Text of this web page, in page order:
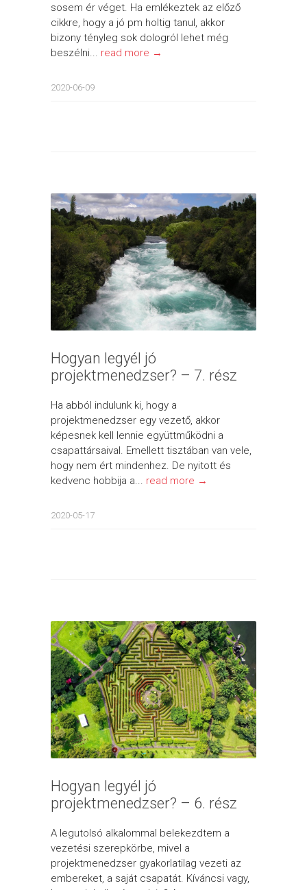
sosem ér véget. Ha emlékeztek az előző
cikkre, hogy a jó pm holtig tanul, akkor
bizony tényleg sok dologról lehet még
beszélni... read more →
2020-06-09
Hogyan legyél jó
projektmenedzser? – 7. rész
Ha abból indulunk ki, hogy a
projektmenedzser egy vezető, akkor
képesnek kell lennie együttműködni a
csapattársaival. Emellett tisztában van vele,
hogy nem ért mindenhez. De nyitott és
kedvenc hobbija a... read more →
2020-05-17
Hogyan legyél jó
projektmenedzser? – 6. rész
A legutolsó alkalommal belekezdtem a
vezetési szerepkörbe, mivel a
projektmenedzser gyakorlatilag vezeti az
embereket, a saját csapatát. Kíváncsi vagy,